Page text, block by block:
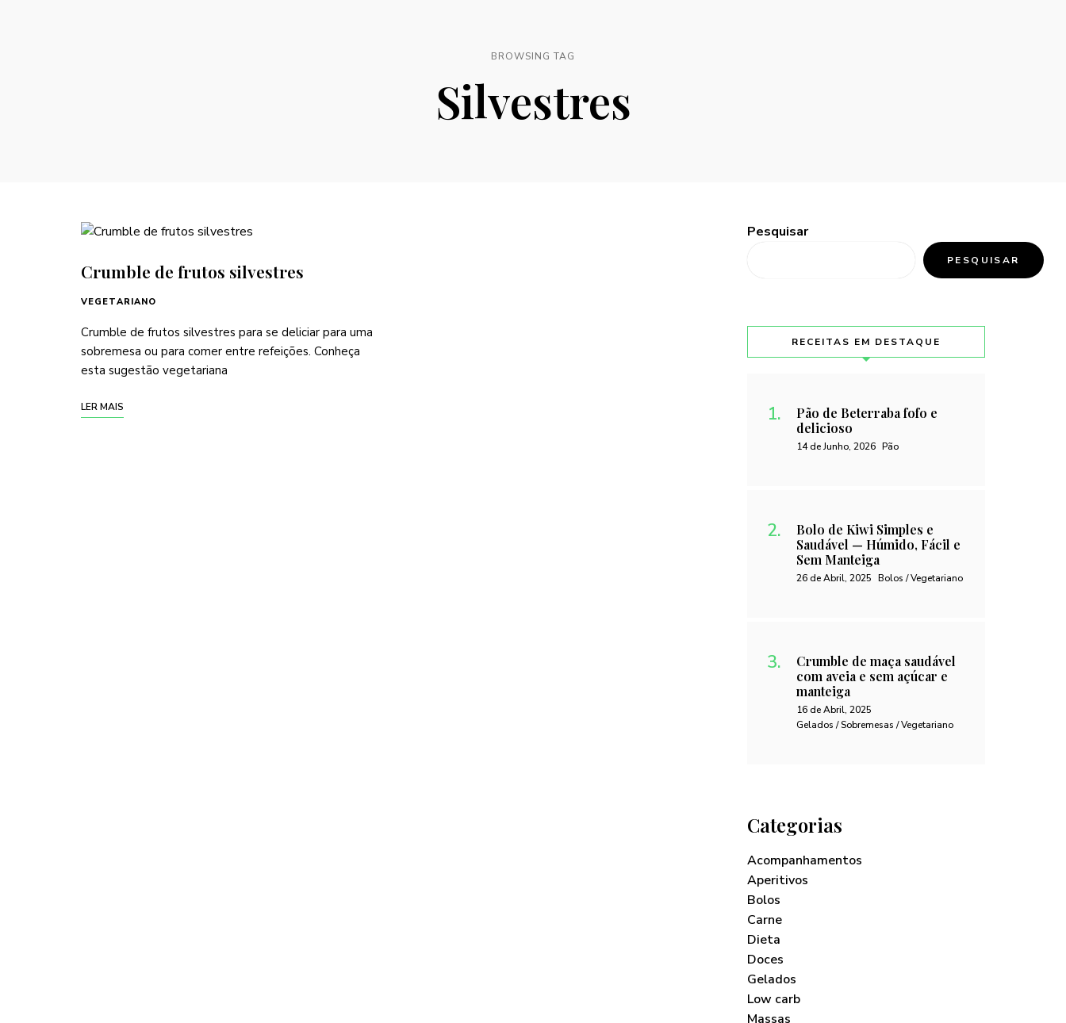
BROWSING TAG
Silvestres
Crumble de frutos silvestres
VEGETARIANO
Crumble de frutos silvestres para se deliciar para uma
sobremesa ou para comer entre refeições. Conheça
esta sugestão vegetariana
LER MAIS
Pesquisar
PESQUISAR
RECEITAS EM DESTAQUE
Pão de Beterraba fofo e
delicioso
14 de Junho, 2026 Pão
Bolo de Kiwi Simples e
Saudável — Húmido, Fácil e
Sem Manteiga
26 de Abril, 2025 Bolos / Vegetariano
Crumble de maça saudável
com aveia e sem açúcar e
manteiga
16 de Abril, 2025
Gelados / Sobremesas / Vegetariano
Categorias
Acompanhamentos
Aperitivos
Bolos
Carne
Dieta
Doces
Gelados
Low carb
Massas